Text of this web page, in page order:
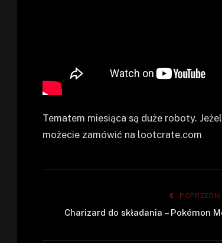
Tematem miesiąca są duże roboty.
możecie zamówić na lootcrate.com
POPRZEDNI
Charizard do składania – Pokémon